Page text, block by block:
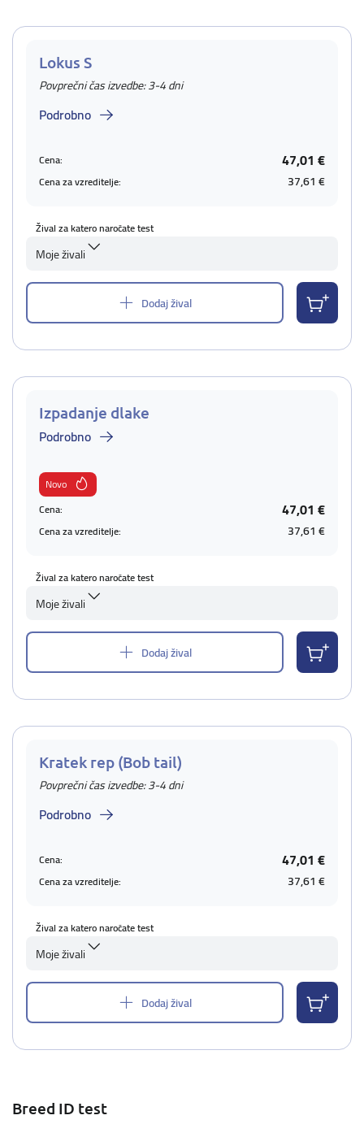
Lokus S
Povprečni čas izvedbe: 3-4 dni
Podrobno
Cena: 47,01 €
Cena za vzreditelje: 37,61 €
Žival za katero naročate test
Moje živali
Dodaj žival
Izpadanje dlake
Podrobno
Novo
Cena:
47,01 €
Cena za vzreditelje: 37,61 €
Žival za katero naročate test
Moje živali
Dodaj žival
Kratek rep (Bob tail)
Povprečni čas izvedbe: 3-4 dni
Podrobno
Cena: 47,01 €
Cena za vzreditelje: 37,61 €
Žival za katero naročate test
Moje živali
Dodaj žival
Breed ID test